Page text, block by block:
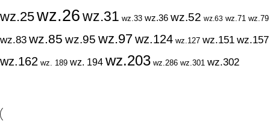
wz.25wz.26wz.31 wz.33 wz.36 wz.52 wz.63 wz.71 wz.79
wz.83 wz.85 wz.95 wz.97wz.124 wz.127 wz.151 wz.157
wz.162 wz. 189 wz. 194 wz.203 wz.286 wz.301 wz.302